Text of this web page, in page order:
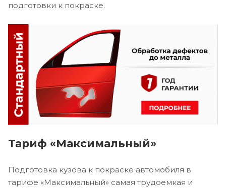
подготовки к покраске.
Тариф «Максимальный»
Подготовка кузова к покраске автомобиля в
тарифе «Максимальный» самая трудоемкая и